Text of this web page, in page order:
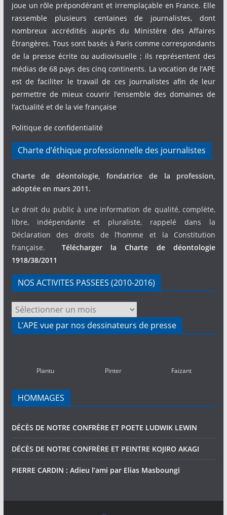
joue un rôle prépondérant et irremplaçable en France. Elle
rassemble plusieurs centaines de journalistes, dont
nombreux accrédités auprès du Ministère des Affaires
Étrangères. Tous sont basés à Paris comme correspondants
de la presse écrite ou audiovisuelle ; ils représentent des
médias de 68 pays des cinq continents. La vocation de l’APE
est de faciliter le travail de ces journalistes afin de leur
permettre de mieux couvrir l’ensemble des domaines de
l’actualité et de la vie française.
Politique de confidentialité
Charte d’éthique professionnelle des journalistes
Charte de déontologie, fondatrice de la profession,
adoptée en mars 2011.
Le droit du public à une information de qualité, complète,
libre, indépendante et pluraliste, rappelé dans la
Déclaration des droits de l’homme et la Constitution
française. Télécharger la Charte de déontologie
1918/38/2011
NOS ACTIVITES PASSEES (2010-2016)
NOS
ACTIVITES
PASSEES
L’APE vue par nos dessinateurs de presse
Plantu Pinter Faizant
HOMMAGES
DÉCÈS DE NOTRE CONFRÈRE ET POETE LUDWIK LEWIN
DÉCÈS DE NOTRE CONFRÈRE ET PEINTRE KOJIRO AKAGI
PIERRE CARDIN : Adieu l’ami par Elias Masboungi